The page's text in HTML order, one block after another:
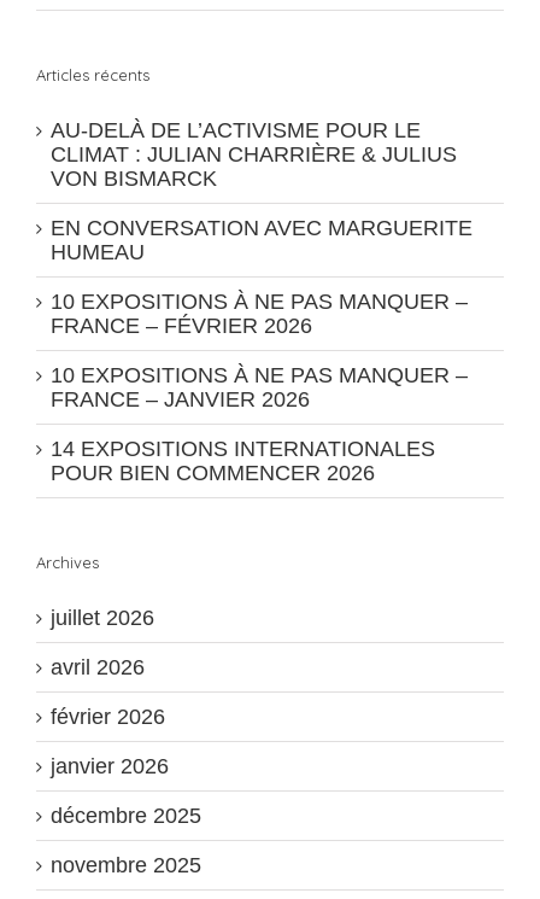
Articles récents
AU-DELÀ DE L’ACTIVISME POUR LE
CLIMAT : JULIAN CHARRIÈRE & JULIUS
VON BISMARCK
EN CONVERSATION AVEC MARGUERITE
HUMEAU
10 EXPOSITIONS À NE PAS MANQUER –
FRANCE – FÉVRIER 2026
10 EXPOSITIONS À NE PAS MANQUER –
FRANCE – JANVIER 2026
14 EXPOSITIONS INTERNATIONALES
POUR BIEN COMMENCER 2026
Archives
juillet 2026
avril 2026
février 2026
janvier 2026
décembre 2025
novembre 2025